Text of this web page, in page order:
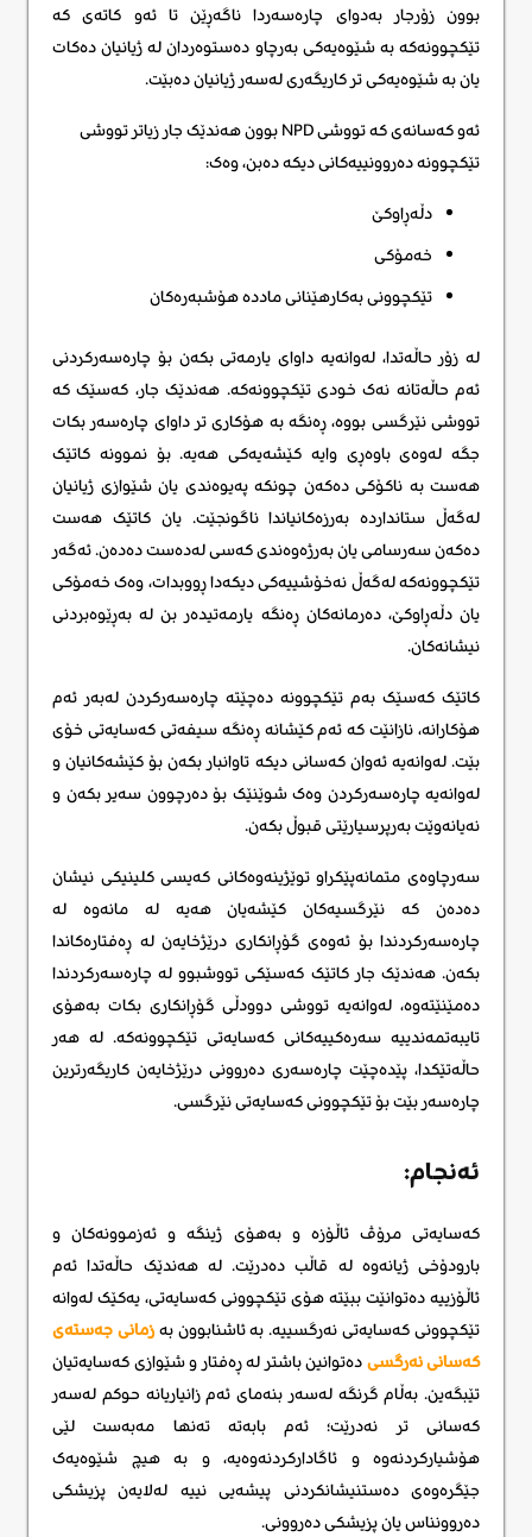
بوون زۆرجار بەدوای چارەسەردا ناگەڕێن تا ئەو کاتەی کە
تێکچوونەکە بە شێوەیەکی بەرچاو دەستوەردان لە ژیانیان دەکات
یان بە شێوەیەکی تر کاریگەری لەسەر ژیانیان دەبێت.
ئەو کەسانەی کە تووشی NPD بوون هەندێک جار زیاتر تووشی
تێکچوونە دەروونییەکانی دیکە دەبن، وەک:
دڵەڕاوکێ
خەمۆکی
تێکچوونی بەکارهێنانی ماددە هۆشبەرەکان
لە زۆر حاڵەتدا، لەوانەیە داوای یارمەتی بکەن بۆ چارەسەرکردنی
ئەم حاڵەتانە نەک خودی تێکچوونەکە. هەندێک جار، کەسێک کە
تووشی نێرگسی بووە، ڕەنگە بە هۆکاری تر داوای چارەسەر بکات
جگە لەوەی باوەڕی وایە کێشەیەکی هەیە. بۆ نموونە کاتێک
هەست بە ناکۆکی دەکەن چونکە پەیوەندی یان شێوازی ژیانیان
لەگەڵ ستانداردە بەرزەکانیاندا ناگونجێت. یان کاتێک هەست
دەکەن سەرسامی یان بەرژەوەندی کەسی لەدەست دەدەن. ئەگەر
تێکچوونەکە لەگەڵ نەخۆشییەکی دیکەدا ڕووبدات، وەک خەمۆکی
یان دڵەڕاوکێ، دەرمانەکان ڕەنگە یارمەتیدەر بن لە بەڕێوەبردنی
نیشانەکان.
کاتێک کەسێک بەم تێکچوونە دەچێتە چارەسەرکردن لەبەر ئەم
هۆکارانە، نازانێت کە ئەم کێشانە ڕەنگە سیفەتی کەسایەتی خۆی
بێت. لەوانەیە ئەوان کەسانی دیکە تاوانبار بکەن بۆ کێشەکانیان و
لەوانەیە چارەسەرکردن وەک شوێنێک بۆ دەرچوون سەیر بکەن و
نەیانەوێت بەرپرسیارێتی قبوڵ بکەن.
سەرچاوەی متمانەپێکراو توێژینەوەکانی کەیسی کلینیکی نیشان
دەدەن کە نێرگسیەکان کێشەیان هەیە لە مانەوە لە
چارەسەرکردندا بۆ ئەوەی گۆڕانکاری درێژخایەن لە ڕەفتارەکاندا
بکەن. هەندێک جار کاتێک کەسێکی تووشبوو لە چارەسەرکردندا
دەمێنێتەوە، لەوانەیە تووشی دوودڵی گۆڕانکاری بکات بەهۆی
تایبەتمەندییە سەرەکییەکانی کەسایەتی تێکچوونەکە. لە هەر
حاڵەتێکدا، پێدەچێت چارەسەری دەروونی درێژخایەن کاریگەرترین
چارەسەر بێت بۆ تێکچوونی کەسایەتی نێرگسی.
ئەنجام:
کەسایەتی مرۆڤ ئاڵۆزە و بەهۆی ژینگە و ئەزموونەکان و
بارودۆخی ژیانەوە لە قاڵب دەدرێت. لە هەندێک حاڵەتدا ئەم
ئاڵۆزییە دەتوانێت ببێتە هۆی تێکچوونی کەسایەتی، یەکێک لەوانە
تێکچوونی کەسایەتی نەرگسییە. بە ئاشنابوون بەزمانی جەستەی
کەسانی نەرگسیدەتوانین باشتر لە ڕەفتار و شێوازی کەسایەتیان
تێبگەین. بەڵام گرنگە لەسەر بنەمای ئەم زانیاریانە حوکم لەسەر
کەسانی تر نەدرێت؛ ئەم بابەتە تەنها مەبەست لێی
هۆشیارکردنەوە و ئاگادارکردنەوەیە، و بە هیچ شێوەیەک
جێگرەوەی دەستنیشانکردنی پیشەیی نییە لەلایەن پزیشکی
دەروونناس یان پزیشکی دەروونی.